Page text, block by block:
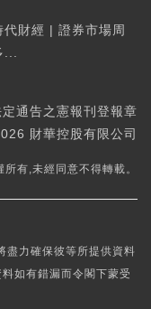
代財經 | 證券市場周
...
通告之憲報刊登報章
財華控股有限公司
有,未經同意不得轉載。
盡力確保彼等所提供資料
如有錯漏而令閣下蒙受